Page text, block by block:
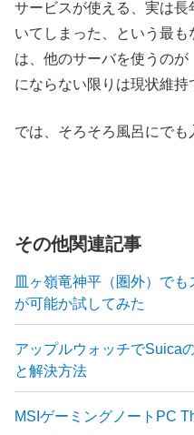
サービスが使える、実は
いてしまった、という最
は、他のサーバを使うの
にならない限りは現状維持
では、そろそろ風呂にでも
その他関連記事
皿ヶ嶺竜神平（圏外）で
が可能か試してみた
アップルウォッチでSuica
と解決方法
MSIゲーミングノートPC